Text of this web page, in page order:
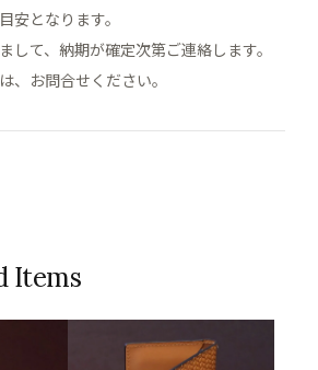
安となります。
して、納期が確定次第ご連絡します。
、お問合せください。
Items